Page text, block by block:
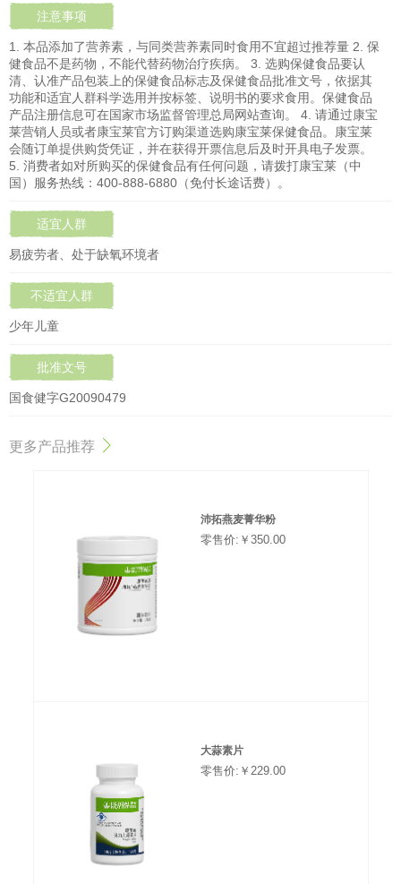
注意事项
1. 本品添加了营养素，与同类营养素同时食用不宜超过推荐量 2. 保
健食品不是药物，不能代替药物治疗疾病。 3. 选购保健食品要认
清、认准产品包装上的保健食品标志及保健食品批准文号，依据其
功能和适宜人群科学选用并按标签、说明书的要求食用。保健食品
产品注册信息可在国家市场监督管理总局网站查询。 4. 请通过康宝
莱营销人员或者康宝莱官方订购渠道选购康宝莱保健食品。康宝莱
会随订单提供购货凭证，并在获得开票信息后及时开具电子发票。
5. 消费者如对所购买的保健食品有任何问题，请拨打康宝莱（中
国）服务热线：400-888-6880（免付长途话费）。
适宜人群
易疲劳者、处于缺氧环境者
不适宜人群
少年儿童
批准文号
国食健字G20090479
更多产品推荐
沛拓燕麦菁华粉
零售价:￥350.00
大蒜素片
零售价:￥229.00